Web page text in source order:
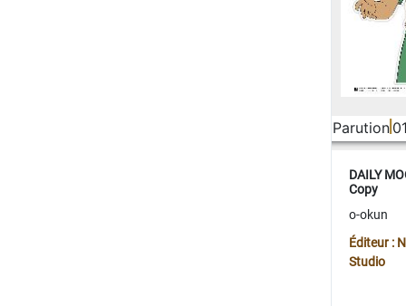
Parution
DAILY
Copy
o-okun
Éditeur :
Studio